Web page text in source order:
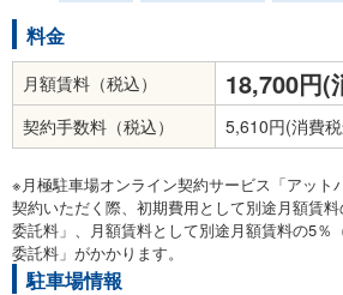
料金
月額賃料（税込） 18,700円(
契約手数料（税込） 5,610円(消費
※月極駐車場オンライン契約サービス「アット
契約いただく際、初期費用として別途月額賃
委託料」、月額賃料として別途月額賃料の5％
委託料」がかかります。
駐車場情報